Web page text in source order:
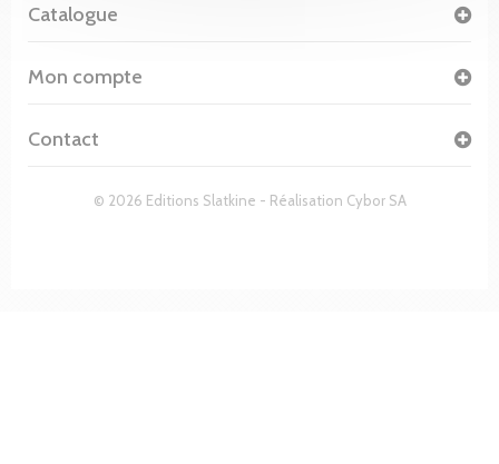
© 2026 Editions Slatkine - Réalisation Cybor SA
Catalogue
Mon compte
Contact